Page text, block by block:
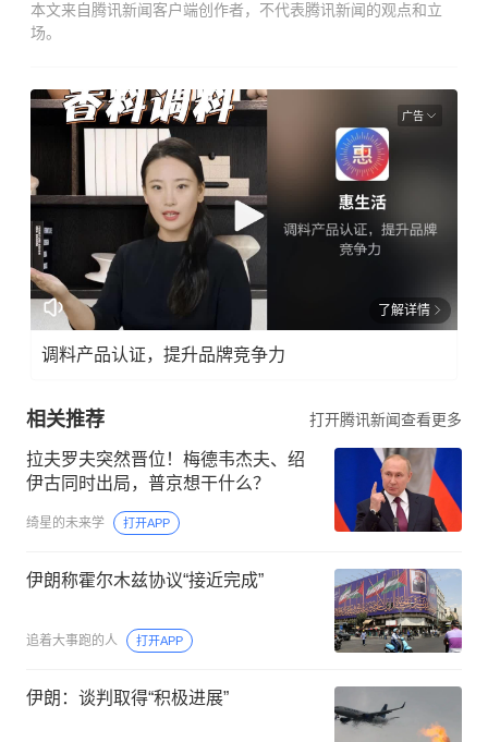
本文来自腾讯新闻客户端创作者，不代表腾讯新闻的观点和立
场。
广告
了解详情
调料产品认证，提升品牌竞争力
相关推荐 打开腾讯新闻查看更多
拉夫罗夫突然晋位！梅德韦杰夫、绍
伊古同时出局，普京想干什么？
绮星的未来学 打开APP
伊朗称霍尔木兹协议“接近完成”
追着大事跑的人 打开APP
伊朗：谈判取得“积极进展”